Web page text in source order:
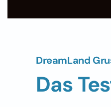
DreamLand
Das